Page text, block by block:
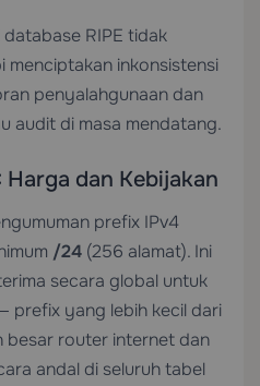
RIPE tidak
inkonsistensi
penyalahgunaan dan
audit di masa mendatang.
dan Kebijakan
prefix IPv4
/24 (256 alamat). Ini
secara global untuk
prefix yang lebih kecil dari
besar router internet dan
andal di seluruh tabel